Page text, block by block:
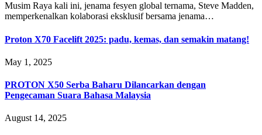
Musim Raya kali ini, jenama fesyen global ternama, Steve Madden,
memperkenalkan kolaborasi eksklusif bersama jenama…
Proton X70 Facelift 2025: padu, kemas, dan semakin matang!
May 1, 2025
PROTON X50 Serba Baharu Dilancarkan dengan
Pengecaman Suara Bahasa Malaysia
August 14, 2025